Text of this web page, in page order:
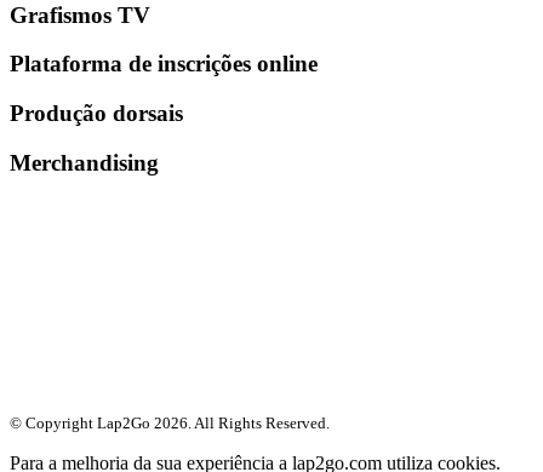
Grafismos TV
Plataforma de inscrições online
Produção dorsais
Merchandising
© Copyright Lap2Go 2026. All Rights Reserved.
Para a melhoria da sua experiência a lap2go.com utiliza cookies.